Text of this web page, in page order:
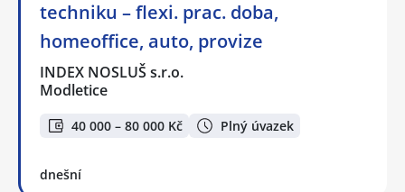
techniku – flexi. prac. doba,
homeoffice, auto, provize
INDEX NOSLUŠ s.r.o.
Modletice
40 000 – 80 000 Kč Plný úvazek
dnešní